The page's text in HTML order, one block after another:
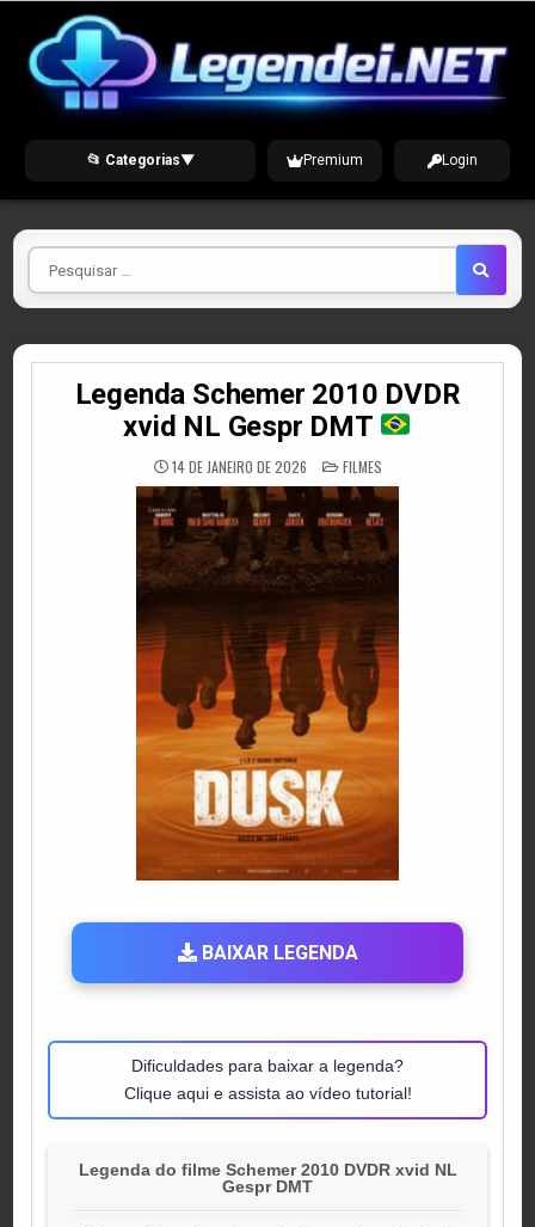
content
📂 Categorias▼ Premium Login
Pesquisar
por
Legenda Schemer 2010 DVDR
xvid NL Gespr DMT
14 DE JANEIRO DE 2026 POSTED
IN
FILMES
BAIXAR LEGENDA
Dificuldades para baixar a legenda?
Clique aqui e assista ao vídeo tutorial!
Legenda do filme Schemer 2010 DVDR xvid NL
Gespr DMT